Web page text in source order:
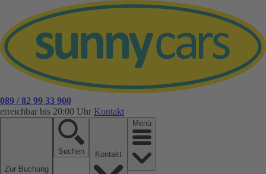
089 / 82 99 33 900
erreichbar bis 20:00 Uhr Kontakt
Zur Buchung
Suchen
Menü